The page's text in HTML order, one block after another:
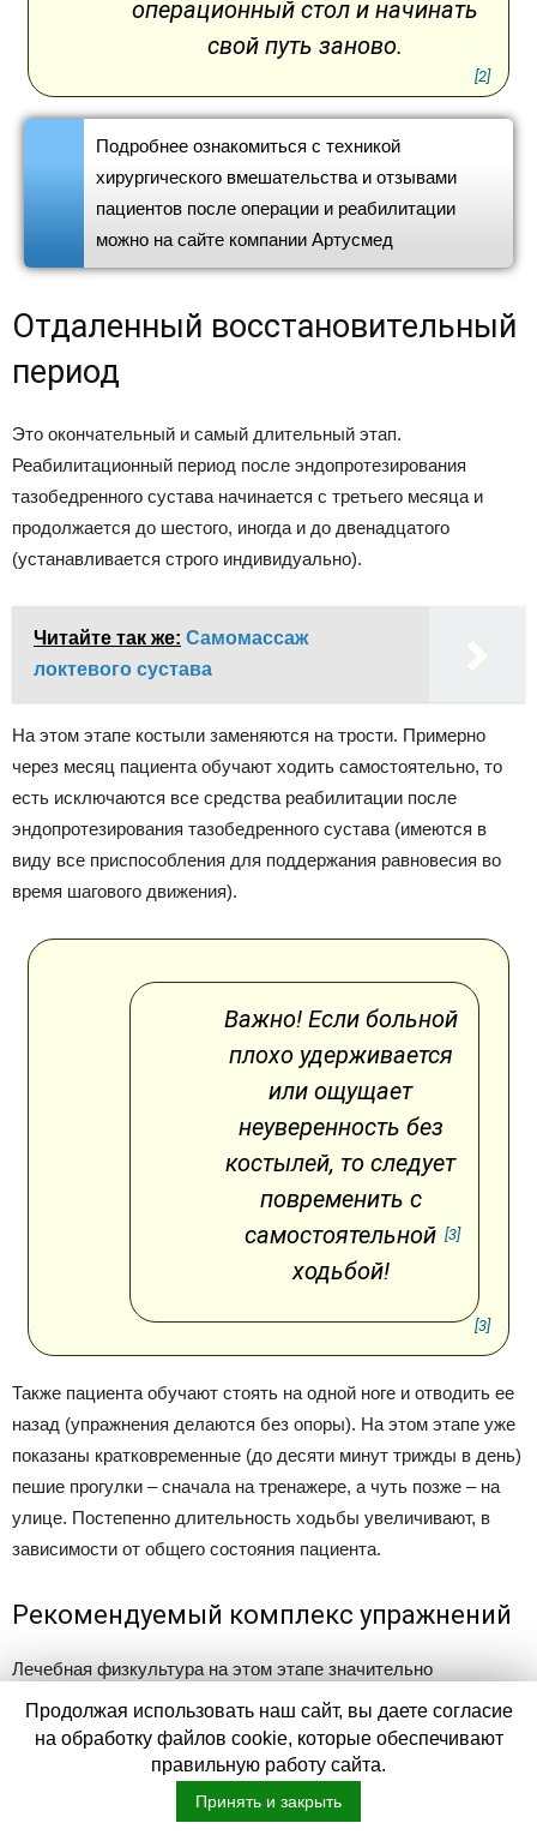
операционный стол и начинать
свой путь заново.
[2]
Подробнее ознакомиться с техникой
хирургического вмешательства и отзывами
пациентов после операции и реабилитации
можно на сайте компании Артусмед
Отдаленный восстановительный
период
Это окончательный и самый длительный этап.
Реабилитационный период после эндопротезирования
тазобедренного сустава начинается с третьего месяца и
продолжается до шестого, иногда и до двенадцатого
(устанавливается строго индивидуально).
Читайте так же: Самомассаж
локтевого сустава
На этом этапе костыли заменяются на трости. Примерно
через месяц пациента обучают ходить самостоятельно, то
есть исключаются все средства реабилитации после
эндопротезирования тазобедренного сустава (имеются в
виду все приспособления для поддержания равновесия во
время шагового движения).
Важно! Если больной
плохо удерживается
или ощущает
неуверенность без
костылей, то следует
повременить с
самостоятельной
ходьбой!
[3]
[3]
Также пациента обучают стоять на одной ноге и отводить ее
назад (упражнения делаются без опоры). На этом этапе уже
показаны кратковременные (до десяти минут трижды в день)
пешие прогулки – сначала на тренажере, а чуть позже – на
улице. Постепенно длительность ходьбы увеличивают, в
зависимости от общего состояния пациента.
Рекомендуемый комплекс упражнений
Лечебная физкультура на этом этапе значительно
усложняется. Как правило, больному уже изрядно надоели
ежедневные упражнения (особенно если он уже выписан
домой из медицинского учреждения), однако их обязательно
нужно выполнять через «не могу» и «не хочу».
Продолжая использовать наш сайт, вы даете согласие
на обработку файлов cookie, которые обеспечивают
правильную работу сайта.
Принять и закрыть